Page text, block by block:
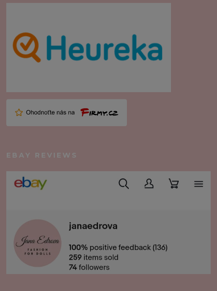
EBAY REVIEWS